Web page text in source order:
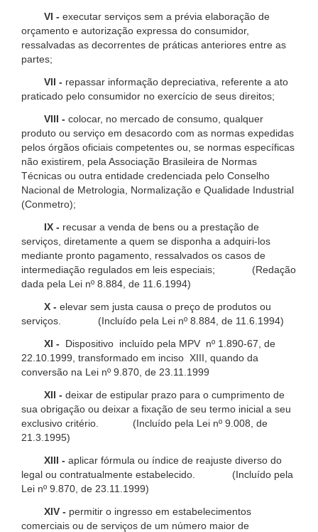
VI - executar serviços sem a prévia elaboração de
orçamento e autorização expressa do consumidor,
ressalvadas as decorrentes de práticas anteriores entre as
partes;
VII - repassar informação depreciativa, referente a ato
praticado pelo consumidor no exercício de seus direitos;
VIII - colocar, no mercado de consumo, qualquer
produto ou serviço em desacordo com as normas expedidas
pelos órgãos oficiais competentes ou, se normas específicas
não existirem, pela Associação Brasileira de Normas
Técnicas ou outra entidade credenciada pelo Conselho
Nacional de Metrologia, Normalização e Qualidade Industrial
(Conmetro);
IX - recusar a venda de bens ou a prestação de
serviços, diretamente a quem se disponha a adquiri-los
mediante pronto pagamento, ressalvados os casos de
intermediação regulados em leis especiais; (Redação
dada pela Lei nº 8.884, de 11.6.1994)
X - elevar sem justa causa o preço de produtos ou
serviços. (Incluído pela Lei nº 8.884, de 11.6.1994)
XI -
Dispositivo incluído pela MPV nº 1.890-67, de
22.10.1999, transformado em inciso XIII, quando da
conversão na Lei nº 9.870, de 23.11.1999
XII - deixar de estipular prazo para o cumprimento de
sua obrigação ou deixar a fixação de seu termo inicial a seu
exclusivo critério. (Incluído pela Lei nº 9.008, de
21.3.1995)
XIII - aplicar fórmula ou índice de reajuste diverso do
legal ou contratualmente estabelecido. (Incluído pela
Lei nº 9.870, de 23.11.1999)
XIV - permitir o ingresso em estabelecimentos
comerciais ou de serviços de um número maior de